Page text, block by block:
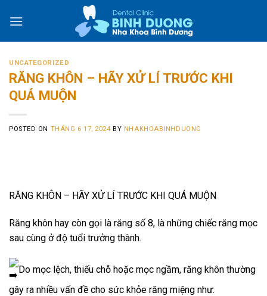
UNCATEGORIZED
RĂNG KHÔN – HÃY XỬ LÍ TRƯỚC KHI
QUÁ MUỘN
POSTED ON THÁNG 6 17, 2024 BY NHAKHOABINHDUONG
RĂNG KHÔN – HÃY XỬ LÍ TRƯỚC KHI QUÁ MUỘN
Răng khôn hay còn gọi là răng số 8, là những chiếc răng mọc
sau cùng ở độ tuổi trưởng thành.
Do mọc lệch, thiếu chỗ hoặc mọc ngầm, răng khôn thường
gây ra nhiều vấn đề cho sức khỏe răng miệng như: